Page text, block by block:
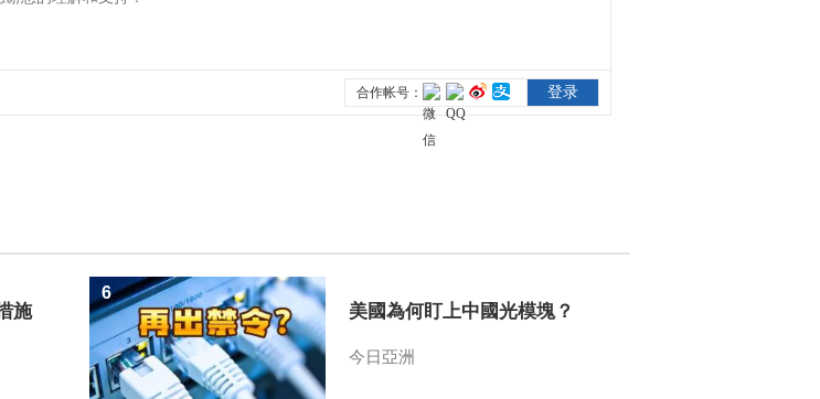
生財有道
施 美國為何盯上中國光模塊？
今日亞洲
6